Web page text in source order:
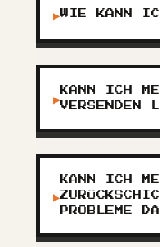
▶ WIE KANN
▶
KANN ICH
VERSENDEN
▶
KANN ICH
PROBLEME